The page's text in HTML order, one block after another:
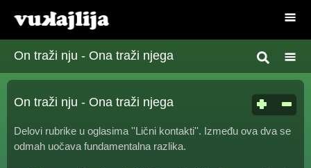
On traži nju - Ona traži njega
On traži nju - Ona traži njega
Delovi rubrike u oglasima ''Lični kontakti''. Između ova dva se
odmah uočava fundamentalna razlika.